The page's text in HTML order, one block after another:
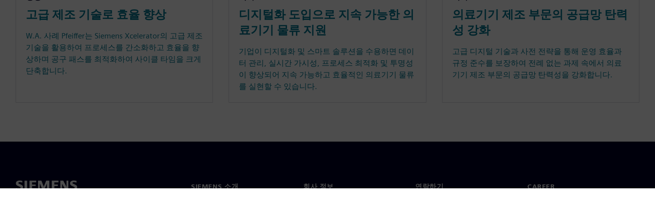
고급 제조 기술로 효율 향상
W.A. 사례 Pfeiffer는 Siemens Xcelerator의 고급 제조
기술을 활용하여 프로세스를 간소화하고 효율을 향
상하며 공구 패스를 최적화하여 사이클 타임을 크게
단축합니다.
디지털화 도입으로 지속 가능한 의
료기기 물류 지원
기업이 디지털화 및 스마트 솔루션을 수용하면 데이
터 관리, 실시간 가시성, 프로세스 최적화 및 투명성
이 향상되어 지속 가능하고 효율적인 의료기기 물류
를 실현할 수 있습니다.
의료기기 제조 부문의 공급망 탄력
성 강화
고급 디지털 기술과 사전 전략을 통해 운영 효율과
규정 준수를 보장하여 전례 없는 과제 속에서 의료
기기 제조 부문의 공급망 탄력성을 강화합니다.
SIEMENS 소개 회사 정보 연락하기 CAREER